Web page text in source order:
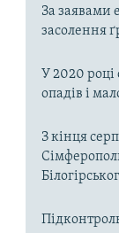
За заявами
засолення
У 2020 році
опадів і
З кінця